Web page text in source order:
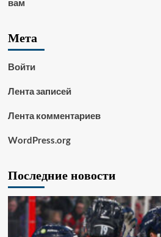
вам
Мета
Войти
Лента записей
Лента комментариев
WordPress.org
Последние новости